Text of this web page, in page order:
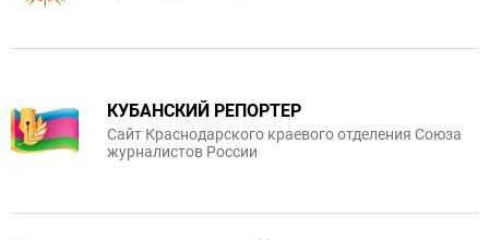
КУБАНСКИЙ РЕПОРТЕР
Сайт Краснодарского краевого отделения Союза
журналистов России